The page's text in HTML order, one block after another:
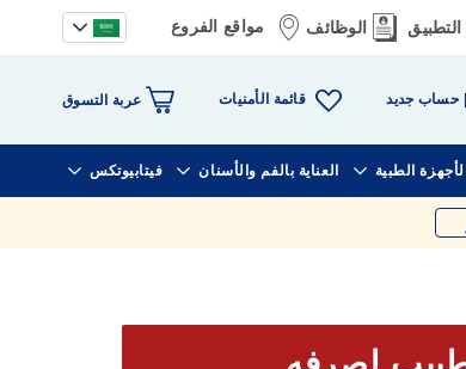
الوظائف مواقع الفروع
حساب جديد قائمة الأمنيات عربة التسوق
الأجهزة الطبية العناية بالفم والأسنان فيتابيوتكس